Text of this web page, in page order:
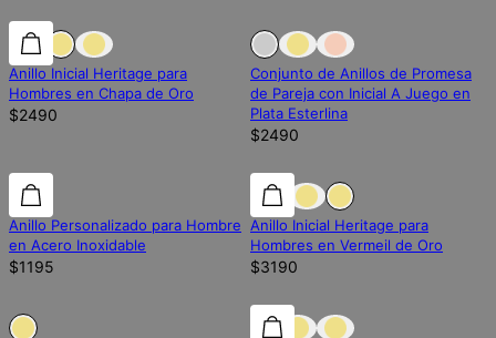
Anillo Inicial Heritage para
Hombres en Chapa de Oro
$2490
Fuera de stock
Conjunto de Anillos de Promesa
de Pareja con Inicial A Juego en
Plata Esterlina
$2490
Anillo Personalizado para Hombre
en Acero Inoxidable
$1195
Anillo Inicial Heritage para
Hombres en Vermeil de Oro
$3190
Fuera de stock Fuera de stock